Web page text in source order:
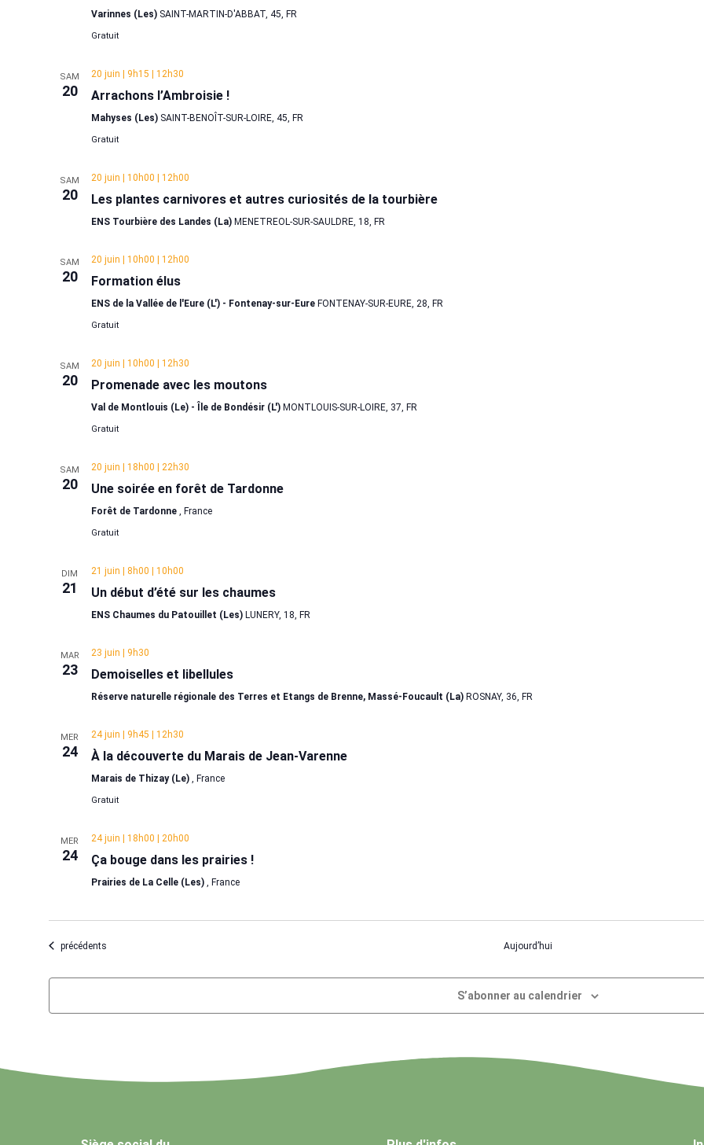
Varinnes (Les) SAINT-MARTIN-D'ABBAT, 45, FR
Gratuit
SAM
20
20 juin | 9h15 | 12h30
Arrachons l’Ambroisie !
Mahyses (Les) SAINT-BENOÎT-SUR-LOIRE, 45, FR
Gratuit
SAM
20
20 juin | 10h00 | 12h00
Les plantes carnivores et autres curiosités de la tourbière
ENS Tourbière des Landes (La) MENETREOL-SUR-SAULDRE, 18, FR
SAM
20
20 juin | 10h00 | 12h00
Formation élus
ENS de la Vallée de l'Eure (L') - Fontenay-sur-Eure FONTENAY-SUR-EURE, 28, FR
Gratuit
SAM
20
20 juin | 10h00 | 12h30
Promenade avec les moutons
Val de Montlouis (Le) - Île de Bondésir (L') MONTLOUIS-SUR-LOIRE, 37, FR
Gratuit
SAM
20
20 juin | 18h00 | 22h30
Une soirée en forêt de Tardonne
Forêt de Tardonne , France
Gratuit
DIM
21
21 juin | 8h00 | 10h00
Un début d’été sur les chaumes
ENS Chaumes du Patouillet (Les) LUNERY, 18, FR
MAR
23
23 juin | 9h30
Demoiselles et libellules
Réserve naturelle régionale des Terres et Etangs de Brenne, Massé-Foucault (La) ROSNAY, 36, FR
MER
24
24 juin | 9h45 | 12h30
À la découverte du Marais de Jean-Varenne
Marais de Thizay (Le) , France
Gratuit
MER
24
24 juin | 18h00 | 20h00
Ça bouge dans les prairies !
Prairies de La Celle (Les) , France
Évènements
précédents Aujourd’hui
S’abonner au calendrier